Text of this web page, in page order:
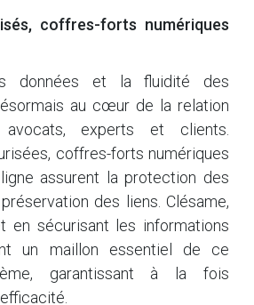
coffres-forts numériques
données et la fluidité des
au cœur de la relation
avocats, experts et clients.
coffres-forts numériques
assurent la protection des
des liens. Clésame,
en sécurisant les informations
un maillon essentiel de ce
garantissant à la fois